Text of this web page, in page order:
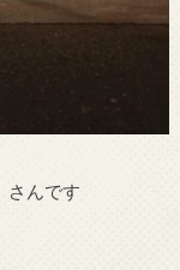
さんです